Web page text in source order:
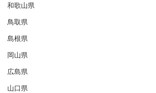
和歌山県
鳥取県
島根県
岡山県
広島県
山口県